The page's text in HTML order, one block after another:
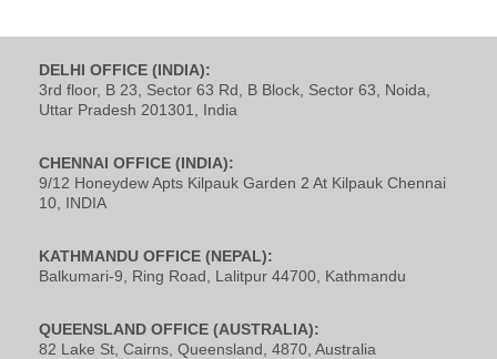
DELHI OFFICE (INDIA):
3rd floor, B 23, Sector 63 Rd, B Block, Sector 63, Noida,
Uttar Pradesh 201301, India
CHENNAI OFFICE (INDIA):
9/12 Honeydew Apts Kilpauk Garden 2 At Kilpauk Chennai
10, INDIA
KATHMANDU OFFICE (NEPAL):
Balkumari-9, Ring Road, Lalitpur 44700, Kathmandu
QUEENSLAND OFFICE (AUSTRALIA):
82 Lake St, Cairns, Queensland, 4870, Australia